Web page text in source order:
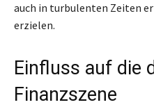
auch in turbulenten Zeiten
erzielen.
Einfluss auf die
Finanzszene